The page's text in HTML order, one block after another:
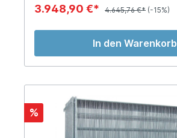
3.948,90 €* 4.645,76 €* (-15%)
In den Warenkorb
%